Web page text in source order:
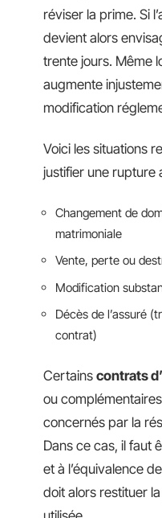
réviser la prime. Si
devient alors
trente jours. Même
augmente
modification
Voici les situations
justifier une rupture
Changement de
matrimoniale
Vente, perte ou
Modification
Décès de l’assuré
contrat)
Certains contrats
ou
concernés par la
Dans ce cas, il faut
et à l’équivalence
doit alors restituer